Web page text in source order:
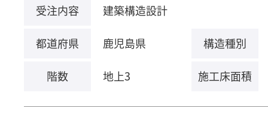
受注内容 建築構造設計
都道府県 鹿児島県 構造種別
階数 地上3 施工床面積